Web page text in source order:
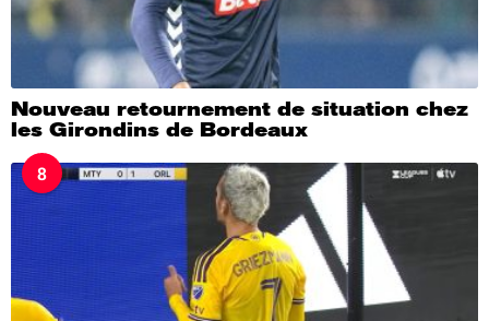
Nouveau retournement de situation chez
les Girondins de Bordeaux
8